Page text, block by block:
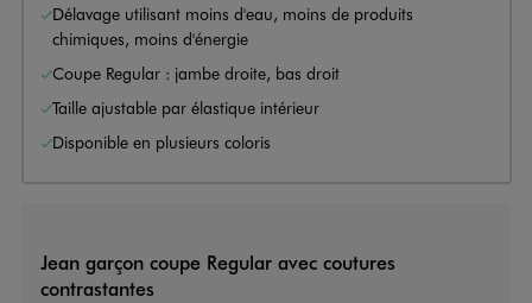
Délavage utilisant moins d'eau, moins de produits
chimiques, moins d'énergie
Coupe Regular : jambe droite, bas droit
Taille ajustable par élastique intérieur
Disponible en plusieurs coloris
Jean garçon coupe Regular avec coutures
contrastantes